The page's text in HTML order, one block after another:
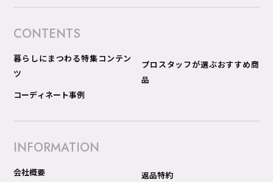
CONTENTS
暮らしにまつわる特集コンテン
ツ
コーディネート事例
プロスタッフが選ぶおすすめ商
品
INFORMATION
会社概要
返品特約